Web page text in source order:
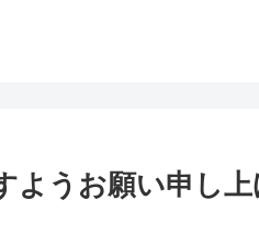
ようお願い申し